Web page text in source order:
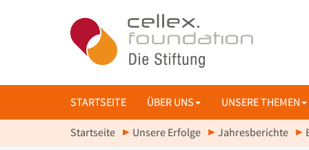
STARTSEITE ÜBER UNS UNSERE THEMEN
Startseite Unsere Erfolge Jahresberichte